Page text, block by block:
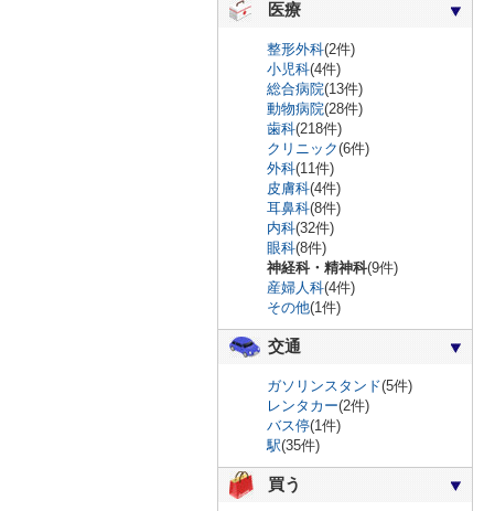
医療
整形外科(2件)
小児科(4件)
総合病院(13件)
動物病院(28件)
歯科(218件)
クリニック(6件)
外科(11件)
皮膚科(4件)
耳鼻科(8件)
内科(32件)
眼科(8件)
神経科・精神科(9件)
産婦人科(4件)
その他(1件)
交通
ガソリンスタンド(5件)
レンタカー(2件)
バス停(1件)
駅(35件)
買う